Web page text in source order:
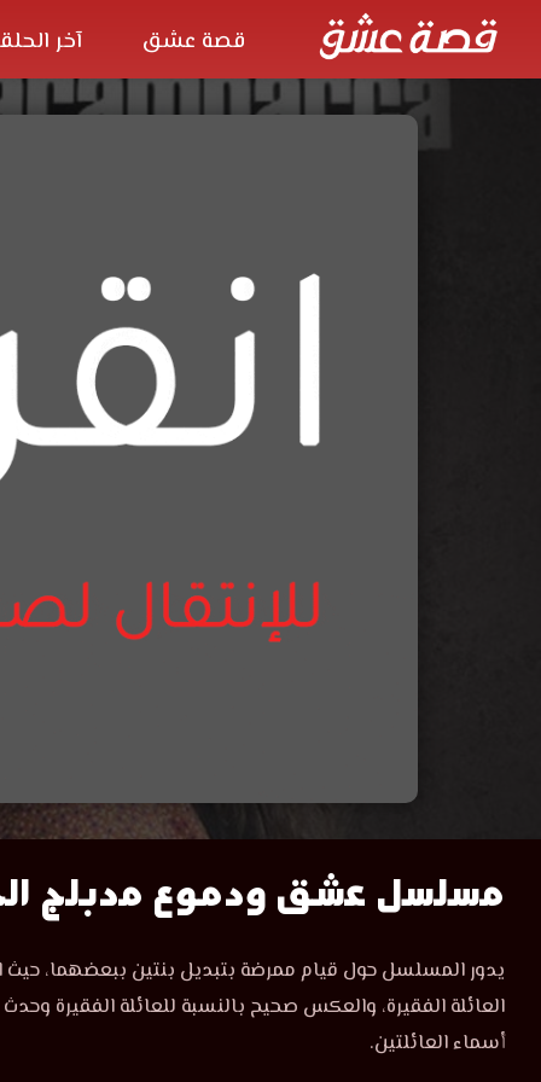
قصة عشق آخر
مشاهدة
مسلسل
عشق
مسلسل عشق ودموع مدبلج
مسلسل
عشق
ودموع
الحلقة
يدور المسلسل حول قيام ممرضة بتبديل بنتين ببعضهما، حيث
العائلة الفقيرة، والعكس صحيح بالنسبة للعائلة الفقيرة
أسماء العائلتين.